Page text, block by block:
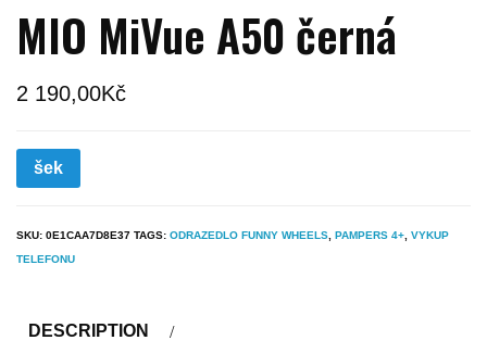
MIO MiVue A50 černá
2 190,00Kč
šek
SKU: 0E1CAA7D8E37 TAGS: ODRAZEDLO FUNNY WHEELS PAMPERS 4+ VYKUP
TELEFONU
DESCRIPTION